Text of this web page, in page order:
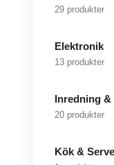
29 produkter
Elektronik
13 produkter
Inredning
20 produkter
Kök &